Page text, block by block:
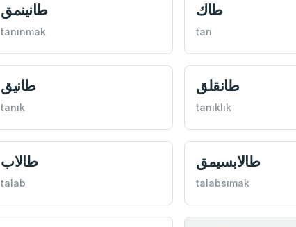
طانينمق
tanınmak
طاك
tan
طانيق
tanık
طانقلق
tanıklık
طالاب
talab
طالابسيمق
talabsımak